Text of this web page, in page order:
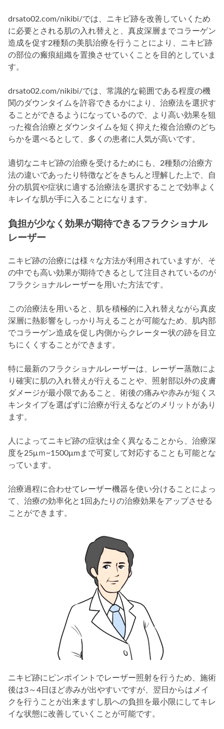
drsato02.com/nikibi/では、ニキビ跡を改善していくため
に必要とされる肌の入れ替えと、真皮深層までコラーゲン
造成を促す2種類の美肌治療を行うことにより、ニキビ跡
の部位の瘢痕組織を置換させていくことを目的としていま
す。
drsato02.com/nikibi/では、常識的な範囲である程度の機
関のダウンタイムを許容できるかにより、治療法を選択す
ることができるようになっているので、より高い効果を狙
った複合治療とダウンタイムを短く抑えた複合治療のどち
らかを選べるとして、多くの患者に人気が高いです。
適切なニキビ跡の治療を受けるためにも、2種類の治療方
法の違いであったり特徴などをきちんと理解した上で、自
分の肌質や症状に適する治療法を選択することで効率よく
キレイな肌が手に入ることになります。
負担が少なく効果が期待できるフラクショナル
レーザー
ニキビ跡の治療には様々な方法が利用されていますが、そ
の中でも高い効果が期待できるとして注目されているのが
フラクショナルレーザーを用いた方法です。
この治療法を用いると、肌を積極的に入れ替えながら真皮
深層に熱影響をしっかり与えることが可能なため、肌内部
でコラーゲン造成を促し内側からクレーター状の跡を目立
ちにくくすることができます。
特に最新のフラクショナルレーザーは、レーザー蒸散によ
り確実に肌の入れ替えが行えることや、照射部以外の皮膚
ダメージが最小限であること、術後の痛みや赤みが短くス
キンタイプを選ばずに治療が行えるなどのメリットがあり
ます。
人によってニキビ跡の症状は全く異なることから、治療深
度を25μｍ~1500μmまで可変して対応することも可能とな
っています。
治療過程に合わせてレーザー機器を使い分けることによっ
て、治療の効率化と1回あたりの治療効果をアップさせる
ことができます。
ニキビ跡にピンポイントでレーザー照射を行うため、施術
後は3～4日ほど赤みが出やすいですが、翌日からはメイ
クを行うことが出来ますし肌への負担を最小限にしてキレ
イな状態に改善していくことが可能です。